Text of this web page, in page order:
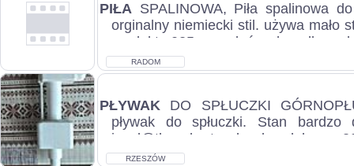
PIŁA SPALINOWA, Piła spalinowa
orginalny niemiecki stil. używa mało
produktu 025 nowy łańcuch zadbana
RADOM
PŁYWAK DO SPŁUCZKI
pływak do spłuczki. Stan bardzo
jasol@tlen.pl, stan bardzo dobry,
78...RZESZÓW